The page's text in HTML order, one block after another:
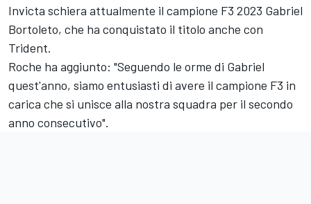
Invicta schiera attualmente il campione F3 2023 Gabriel
Bortoleto, che ha conquistato il titolo anche con
Trident.
Roche ha aggiunto: "Seguendo le orme di Gabriel
quest'anno, siamo entusiasti di avere il campione F3 in
carica che si unisce alla nostra squadra per il secondo
anno consecutivo".